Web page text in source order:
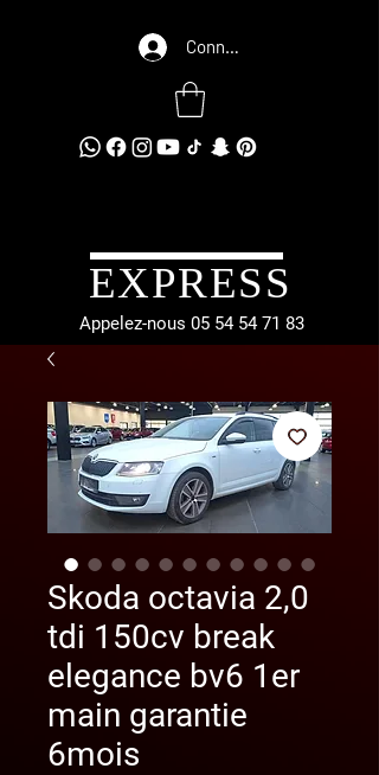
Connexion
EXPRESS
Appelez-nous 05 54 54 71 83
Skoda octavia 2,0
tdi 150cv break
elegance bv6 1er
main garantie
6mois